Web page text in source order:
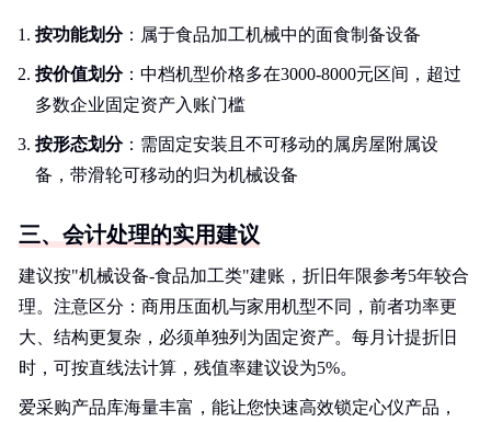
按功能划分：属于食品加工机械中的面食制备设备
按价值划分：中档机型价格多在3000-8000元区间，超过
多数企业固定资产入账门槛
按形态划分：需固定安装且不可移动的属房屋附属设
备，带滑轮可移动的归为机械设备
三、会计处理的实用建议
建议按"机械设备-食品加工类"建账，折旧年限参考5年较合
理。注意区分：商用压面机与家用机型不同，前者功率更
大、结构更复杂，必须单独列为固定资产。每月计提折旧
时，可按直线法计算，残值率建议设为5%。
爱采购产品库海量丰富，能让您快速高效锁定心仪产品，